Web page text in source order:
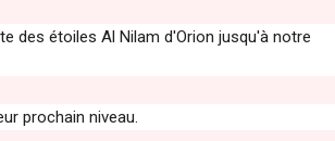
des étoiles Al Nilam d'Orion jusqu'à notre
prochain niveau.